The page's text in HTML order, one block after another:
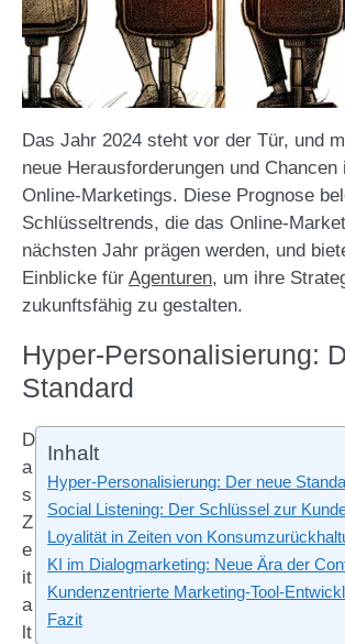
Das Jahr 2024 steht vor der Tür, und
neue Herausforderungen und
Online-Marketings. Diese Prognose
Schlüsseltrends, die das Online-
nächsten Jahr prägen werden, und
Einblicke für Agenturen, um ihre
zukunftsfähig zu gestalten.
Hyper-Personalisierung:
Standard
Inhalt
Hyper-Personalisierung: Der neue
Social Listening: Der Schlüssel zur
Loyalität in Zeiten von
KI im Dialogmarketing: Neue Ära der
Kundenzentrierte Marketing-Tool-
Fazit
D
a
s
Z
e
it
a
lt